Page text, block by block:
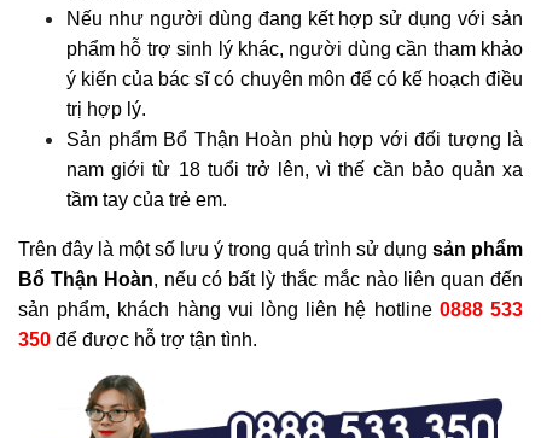
Nếu như người dùng đang kết hợp sử dụng với sản
phẩm hỗ trợ sinh lý khác, người dùng cần tham khảo
ý kiến của bác sĩ có chuyên môn để có kế hoạch điều
trị hợp lý.
Sản phẩm Bổ Thận Hoàn phù hợp với đối tượng là
nam giới từ 18 tuổi trở lên, vì thế cần bảo quản xa
tầm tay của trẻ em.
Trên đây là một số lưu ý trong quá trình sử dụng sản phẩm
Bổ Thận Hoàn, nếu có bất lỳ thắc mắc nào liên quan đến
sản phẩm, khách hàng vui lòng liên hệ hotline 0888 533
350 để được hỗ trợ tận tình.